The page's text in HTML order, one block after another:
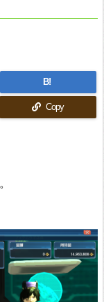
B!
Copy